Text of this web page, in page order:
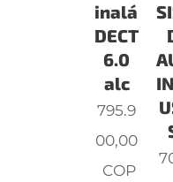
DECT
6.0
alc
795.9
00,00
COP